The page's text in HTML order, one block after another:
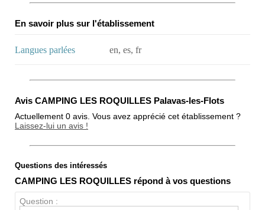
En savoir plus sur l'établissement
Langues parlées en, es, fr
Avis CAMPING LES ROQUILLES Palavas-les-Flots
Actuellement 0 avis. Vous avez apprécié cet établissement ?
Laissez-lui un avis !
Note globale
Questions des intéressés
CAMPING LES ROQUILLES répond à vos questions
Question :